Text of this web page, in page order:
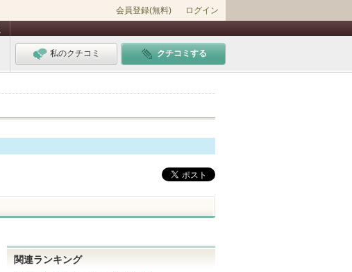
会員登録(無料) ログイン
私のクチコミ クチコミする
関連ランキング